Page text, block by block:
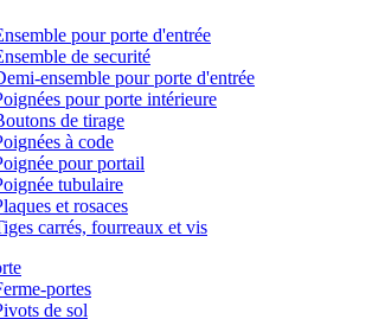
pour porte d'entrée
de securité
ensemble pour porte d'entrée
pour porte intérieure
de tirage
à code
pour portail
tubulaire
et rosaces
carrés, fourreaux et vis
portes
de sol